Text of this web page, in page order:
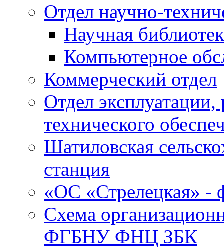
Отдел научно-
Научная
Компьютерное
Коммерческий отдел
Отдел
технического
Шатиловская
станция
«ОС «Стрелецкая»
Схема
ФГБНУ ФНЦ ЗБК